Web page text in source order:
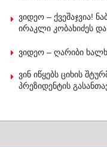
ვიდეო – ქვეშაჯვია!
ირაკლი კობახიძეს
ვიდეო – ღარიბი
ვინ იწყებს ციხის
პრეზიდენტის